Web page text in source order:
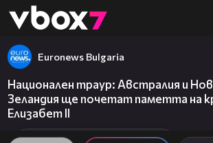
👾
Euronews Bulgaria
Национален траур: Австралия и
Зеландия ще почетат паметта на
Елизабет II